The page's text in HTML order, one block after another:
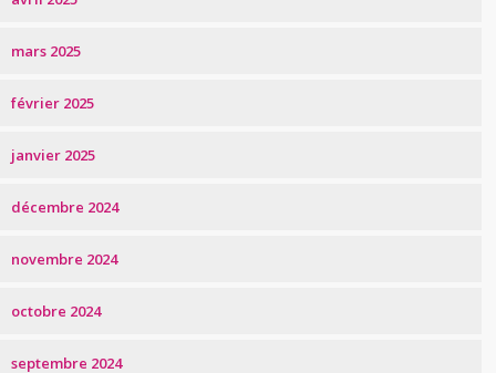
mars 2025
février 2025
janvier 2025
décembre 2024
novembre 2024
octobre 2024
septembre 2024